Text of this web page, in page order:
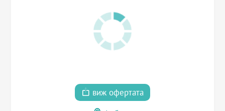
виж офертата